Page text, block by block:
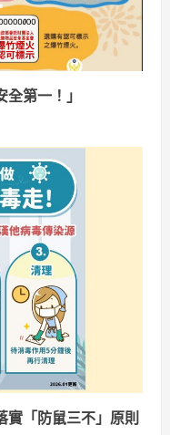
第一！」
實「防鼠三不」原則